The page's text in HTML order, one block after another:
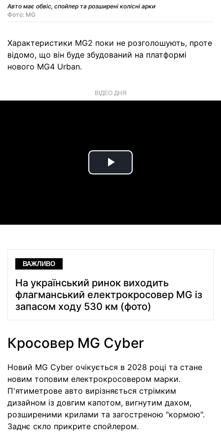
Авто має обвіс, спойлер та розширені колісні арки
Фото: MG
Характеристики MG2 поки не розголошують, проте
відомо, що він буде збудований на платформі
нового MG4 Urban.
ВІДЕО ДНЯ
Play
ВАЖЛИВО
На український ринок виходить
флагманський електрокросовер MG із
запасом ходу 530 км (фото)
Кросовер MG Cyber
Новий MG Cyber очікується в 2028 році та стане
новим топовим електрокросовером марки.
П'ятиметрове авто вирізняється стрімким
дизайном із довгим капотом, вигнутим дахом,
розширеними крилами та загостреною "кормою".
Заднє скло прикрите спойлером.